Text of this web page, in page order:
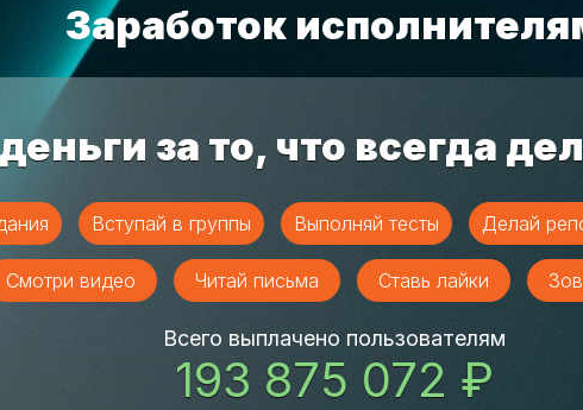
Заработок
за то, что всегда
Вступай в группы Выполняй тесты Делай
Смотри видео Читай письма Ставь лайки
Всего выплачено пользователям
193 875 072 ₽